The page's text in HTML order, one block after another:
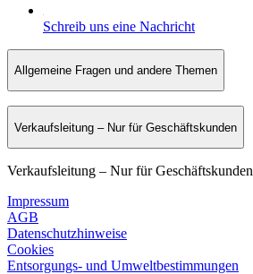
Schreib uns eine Nachricht
Allgemeine Fragen und andere Themen
Verkaufsleitung – Nur für Geschäftskunden
Verkaufsleitung – Nur für Geschäftskunden
Impressum
AGB
Datenschutzhinweise
Cookies
Entsorgungs- und Umweltbestimmungen